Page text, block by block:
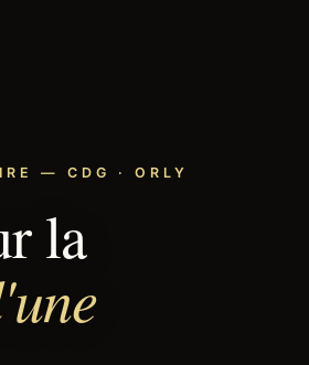
— CDG · ORLY
la